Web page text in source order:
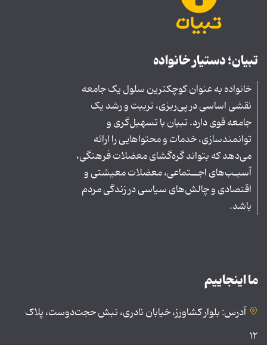
تبیان؛ دستیار خانواده
خانواده به عنوان کوچکترین سلول یک جامعه
نقشی اساسی در پی‌ریزی، تربیت و رشد یک
جامعه قوی دارد. تبیان با تسهیل‌گری و
توانمندسازی، خدمات و محتواهایی را ارائه
می‌دهد که بتواند گره‌گشای معضلات فرهنگی،
آسیـب‌های اجــتماعی، معضلات معیشتی و
اقتصادی و چالش‌های سیاسی در زندگی مردم
باشد.
ما اینجاییم
آدرس: بلوار کشاورز، خیابان نادری، نبش حجت‌دوست، پلاک
۱۲